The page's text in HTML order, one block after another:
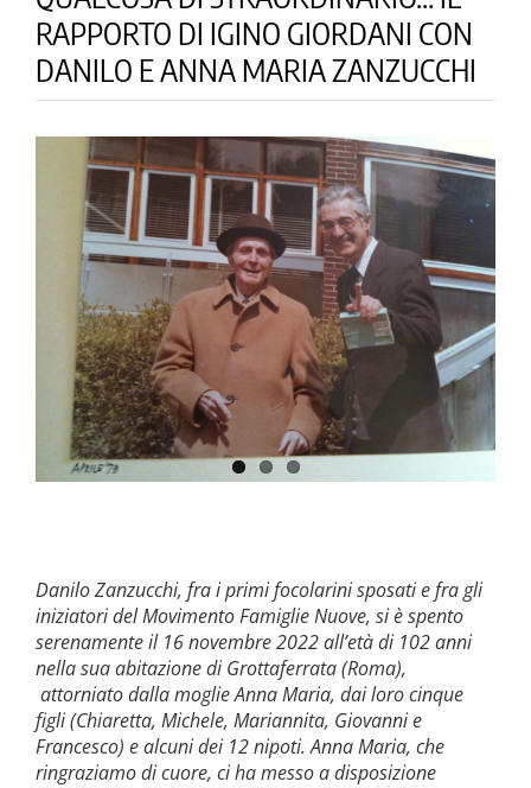
notizie
RAPPORTO DI IGINO GIORDANI CON
DANILO E ANNA MARIA ZANZUCCHI
Danilo Zanzucchi, fra i primi focolarini sposati e fra gli
iniziatori del Movimento Famiglie Nuove, si è spento
serenamente il 16 novembre 2022 all’età di 102 anni
nella sua abitazione di Grottaferrata (Roma),
attorniato dalla moglie Anna Maria, dai loro cinque
figli (Chiaretta, Michele, Mariannita, Giovanni e
Francesco) e alcuni dei 12 nipoti. Anna Maria, che
ringraziamo di cuore, ci ha messo a disposizione